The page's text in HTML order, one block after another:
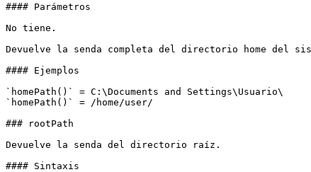
#### Parámetros
No tiene.
Devuelve la senda completa del directorio home del
#### Ejemplos
`homePath()` = C:\Documents and Settings\Usuario\
`homePath()` = /home/user/
### rootPath
Devuelve la senda del directorio raíz.
#### Sintaxis